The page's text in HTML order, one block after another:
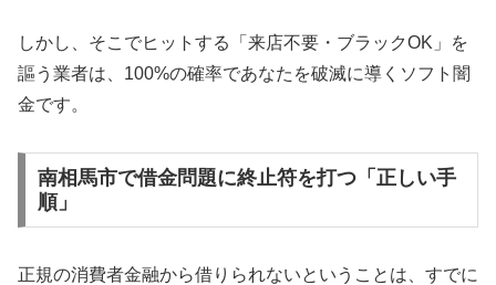
しかし、そこでヒットする「来店不要・ブラックOK」を
謳う業者は、100%の確率であなたを破滅に導くソフト闇
金です。
南相馬市で借金問題に終止符を打つ「正しい手
順」
正規の消費者金融から借りられないということは、すでに